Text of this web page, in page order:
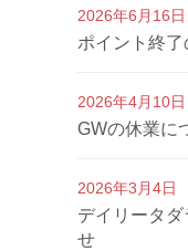
2026年6月16日
ポイント終
2026年4月10日
GWの休業に
2026年3月4日
デイリータ
せ